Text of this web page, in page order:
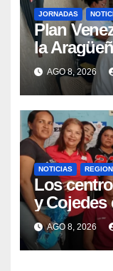
JORNADAS
Plan
la
atención
Aragua
AGO 8, 2026
NOTICIAS
Los
y Cojedes
Semana
Materna
AGO 8, 2026